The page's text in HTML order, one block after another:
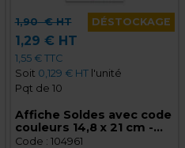
1,90€ HT DÉSTOCKAGE
1,29 € HT
1,55 € TTC
Soit 0,129 € HTl'unité
Pqt de 10
Affiche Soldes avec code
couleurs 14,8 x 21 cm -
Lot de 10
Code : 104961